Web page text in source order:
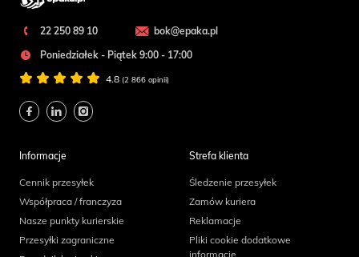
22 250 89 10
bok@epaka.pl
Poniedziałek - Piątek 9:00 - 17:00
4.8 (2 866 opinii)
Informacje
Cennik przesyłek
Współpraca / franczyza
Nasze punkty kurierskie
Przesyłki zagraniczne
Strefa klienta
Śledzenie przesyłek
Zamów kuriera
Reklamacje
Pliki cookie dodatkowe
informacje